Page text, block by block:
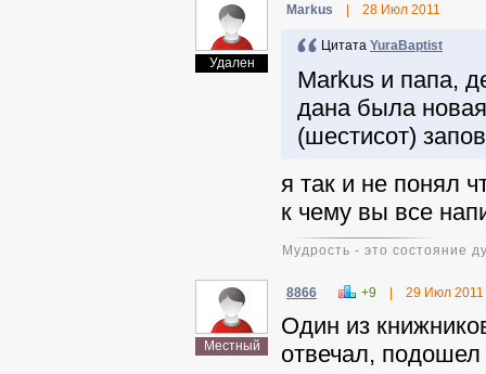
Удален
Markus 28 Июл 2011
Цитата YuraBaptist
Markus и папа,
дана была
(шестисот)
я так и не понял
к чему вы все
Мудрость - это состояние
Местный
8866 +9 29 Июл 2011
Один из
отвечал, подошел